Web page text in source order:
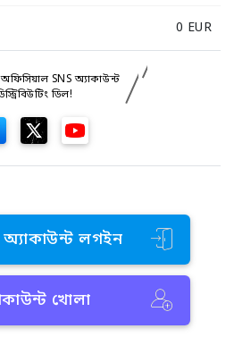
0 EUR
SNS অ্যাকাউন্ট
ডিল!
অ্যাকাউন্ট লগইন
খোলা